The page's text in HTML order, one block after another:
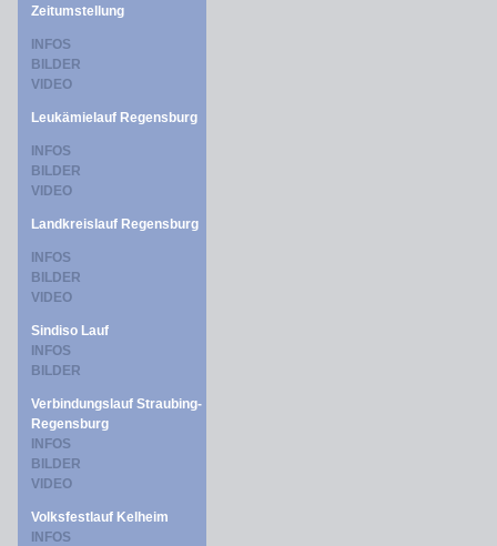
Zeitumstellung
INFOS
BILDER
VIDEO
Leukämielauf Regensburg
INFOS
BILDER
VIDEO
Landkreislauf Regensburg
INFOS
BILDER
VIDEO
Sindiso Lauf
INFOS
BILDER
Verbindungslauf Straubing-
Regensburg
INFOS
BILDER
VIDEO
Volksfestlauf Kelheim
INFOS